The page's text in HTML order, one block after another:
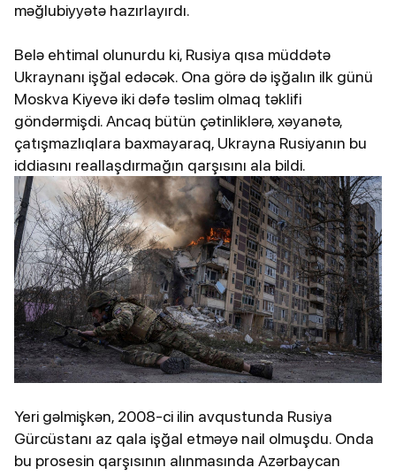
məğlubiyyətə hazırlayırdı.
Belə ehtimal olunurdu ki, Rusiya qısa müddətə
Ukraynanı işğal edəcək. Ona görə də işğalın ilk günü
Moskva Kiyevə iki dəfə təslim olmaq təklifi
göndərmişdi. Ancaq bütün çətinliklərə, xəyanətə,
çatışmazlıqlara baxmayaraq, Ukrayna Rusiyanın bu
iddiasını reallaşdırmağın qarşısını ala bildi.
Yeri gəlmişkən, 2008-ci ilin avqustunda Rusiya
Gürcüstanı az qala işğal etməyə nail olmuşdu. Onda
bu prosesin qarşısının alınmasında Azərbaycan